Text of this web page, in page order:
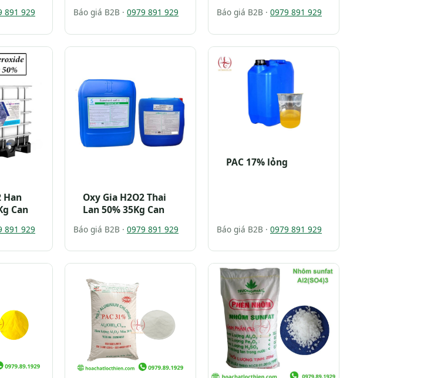
891 929 Báo giá B2B · 0979 891 929 Báo giá B2B · 0979 891 929
Han
Can
891 929
Oxy Gia H2O2 Thai
Lan 50% 35Kg Can
Báo giá B2B · 0979 891 929
PAC 17% lỏng
Báo giá B2B · 0979 891 929